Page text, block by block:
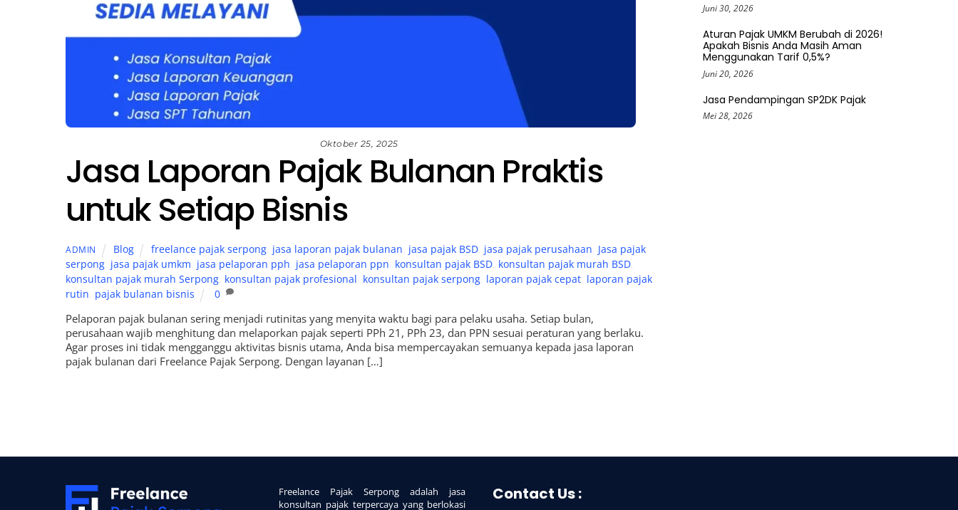
Oktober 25, 2025
Jasa Laporan Pajak Bulanan Praktis
untuk Setiap Bisnis
ADMIN Blog freelance pajak serpong jasa laporan pajak bulanan jasa pajak BSD jasa pajak perusahaan Jasa pajak
serpong jasa pajak umkm jasa pelaporan pph jasa pelaporan ppn konsultan pajak BSD konsultan pajak murah BSD
konsultan pajak murah Serpong konsultan pajak profesional konsultan pajak serpong laporan pajak cepat laporan pajak
rutin pajak bulanan bisnis 0
Pelaporan pajak bulanan sering menjadi rutinitas yang menyita waktu bagi para pelaku usaha. Setiap bulan,
perusahaan wajib menghitung dan melaporkan pajak seperti PPh 21, PPh 23, dan PPN sesuai peraturan yang berlaku.
Agar proses ini tidak mengganggu aktivitas bisnis utama, Anda bisa mempercayakan semuanya kepada jasa laporan
pajak bulanan dari Freelance Pajak Serpong. Dengan layanan […]
Juni 30, 2026
Aturan Pajak UMKM Berubah di 2026!
Apakah Bisnis Anda Masih Aman
Menggunakan Tarif 0,5%?
Juni 20, 2026
Jasa Pendampingan SP2DK Pajak
Mei 28, 2026
Freelance Pajak Serpong adalah jasa
konsultan pajak terpercaya yang berlokasi
Contact Us :